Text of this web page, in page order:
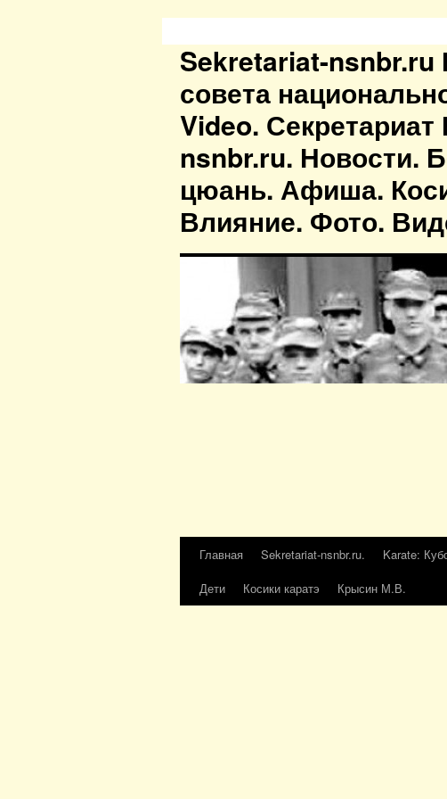
Sekretariat-nsnbr.ru
совета
Video.
nsnbr.ru. Новости.
цюань. Афиша.
Влияние. Фото.
Главная Sekretariat-nsnbr.ru. Karate:
Дети
Косики каратэ Крысин М.В.